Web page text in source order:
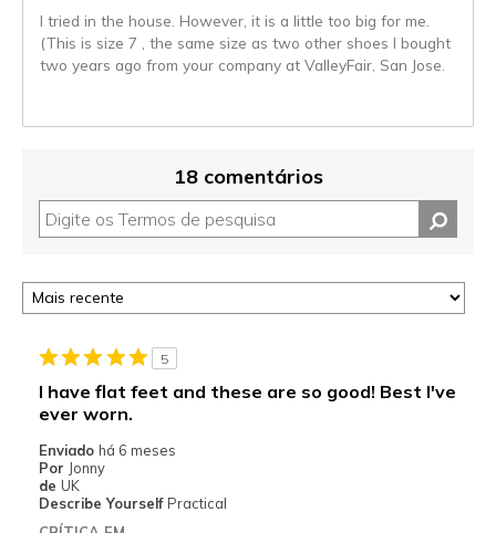
I tried in the house. However, it is a little too big for me.
(This is size 7 , the same size as two other shoes I bought
two years ago from your company at ValleyFair, San Jose.
18 comentários
5
I have flat feet and these are so good! Best I've
ever worn.
Enviado há 6 meses
Por Jonny
de UK
Describe Yourself Practical